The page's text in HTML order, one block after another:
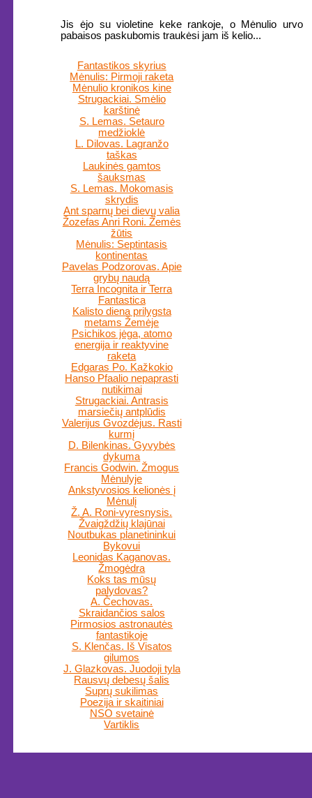
Jis ėjo su violetine keke rankoje, o Mėnulio urvo
pabaisos paskubomis traukėsi jam iš kelio...
Fantastikos skyrius
Mėnulis: Pirmoji raketa
Mėnulio kronikos kine
Strugackiai. Smėlio
karštinė
S. Lemas. Setauro
medžioklė
L. Dilovas. Lagranžo
taškas
Laukinės gamtos
šauksmas
S. Lemas. Mokomasis
skrydis
Ant sparnų bei dievų valia
Žozefas Anri Roni. Žemės
žūtis
Mėnulis: Septintasis
kontinentas
Pavelas Podzorovas. Apie
grybų naudą
Terra Incognita ir Terra
Fantastica
Kalisto diena prilygsta
metams Žemėje
Psichikos jėga, atomo
energija ir reaktyvine
raketa
Edgaras Po. Kažkokio
Hanso Pfaalio nepaprasti
nutikimai
Strugackiai. Antrasis
marsiečių antplūdis
Valerijus Gvozdėjus. Rasti
kurmį
D. Bilenkinas. Gyvybės
dykuma
Francis Godwin. Žmogus
Mėnulyje
Ankstyvosios kelionės į
Mėnulį
Ž. A. Roni-vyresnysis.
Žvaigždžių klajūnai
Noutbukas planetininkui
Bykovui
Leonidas Kaganovas.
Žmogėdra
Koks tas mūsų
palydovas?
A. Čechovas.
Skraidančios salos
Pirmosios astronautės
fantastikoje
S. Klenčas. Iš Visatos
gilumos
J. Glazkovas. Juodoji tyla
Rausvų debesų šalis
Suprų sukilimas
Poezija ir skaitiniai
NSO svetainė
Vartiklis